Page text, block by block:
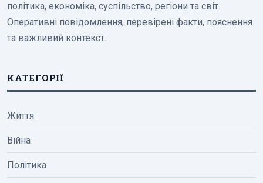
політика, економіка, суспільство, регіони та світ.
Оперативні повідомлення, перевірені факти, пояснення
та важливий контекст.
КАТЕГОРІЇ
Життя
Війна
Політика